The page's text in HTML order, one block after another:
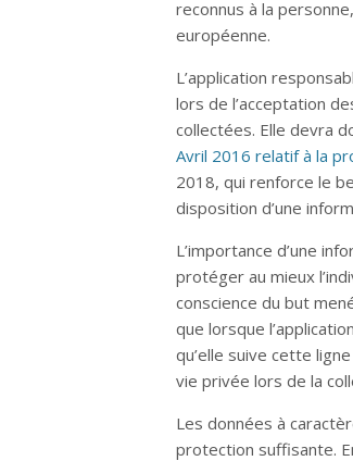
reconnus à la
européenne.
L’application
lors de l’acceptation
collectées. Elle devra
Avril 2016 relatif à la
2018, qui renforce le
disposition d’une
L’importance d’une
protéger au mieux
conscience du but
que lorsque
qu’elle suive cette
vie privée lors de la
Les données à
protection suffisante.